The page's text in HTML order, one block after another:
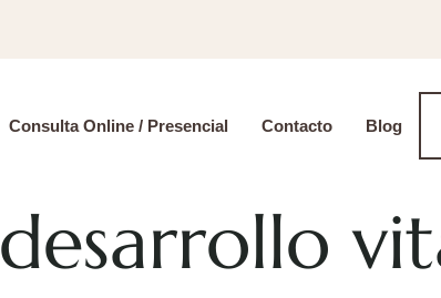
Consulta Online / Presencial Contacto Blog
desarrollo